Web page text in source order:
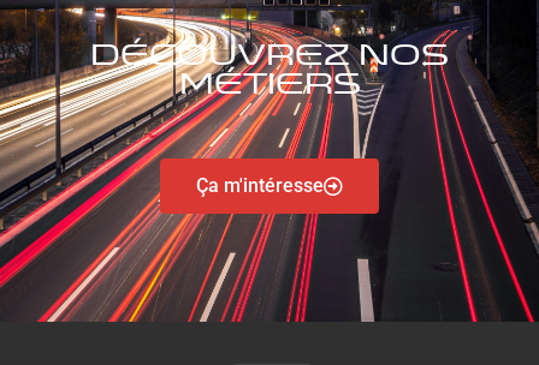
Découvrez nos
métiers
Ça m'intéresse